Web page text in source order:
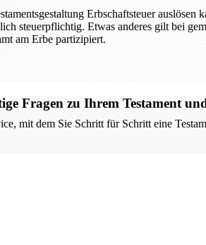
Erbschaftsteuer
steuerpflichtig. Etwas anderes gilt bei
am Erbe partizipiert.
Fragen zu Ihrem Testament
mit dem Sie Schritt für Schritt eine